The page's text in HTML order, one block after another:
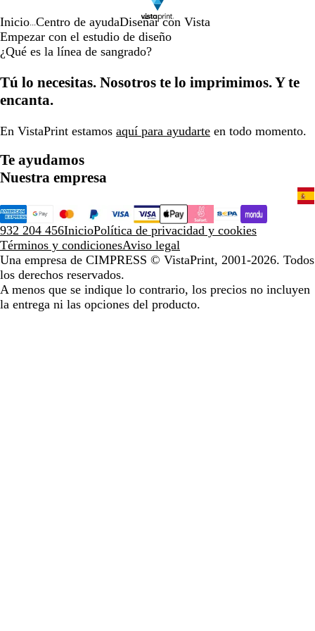
Inicio Centro de ayudaDiseñar con Vista
Empezar con el estudio de diseño
¿Qué es la línea de sangrado?
Tú lo necesitas. Nosotros te lo imprimimos. Y te
encanta.
En VistaPrint estamos aquí para ayudarte en todo momento.
Te ayudamos
Nuestra empresa
932 204 456InicioPolítica de privacidad y cookies
Términos y condicionesAviso legal
Una empresa de CIMPRESS © VistaPrint, 2001-2026. Todos
los derechos reservados.
A menos que se indique lo contrario, los precios no incluyen
la entrega ni las opciones del producto.